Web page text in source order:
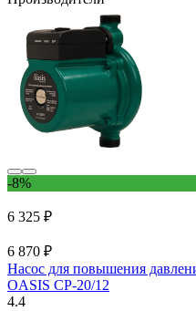
-8%
6 325 ₽
6 870 ₽
Насос для повышения
OASIS CP-20/12
4.4